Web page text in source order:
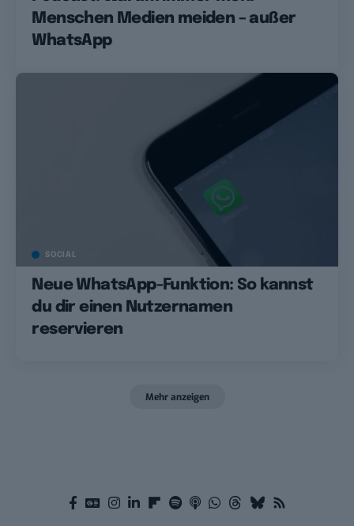
Menschen Medien meiden – außer
WhatsApp
SOCIAL
Neue WhatsApp-Funktion: So kannst
du dir einen Nutzernamen
reservieren
Mehr anzeigen